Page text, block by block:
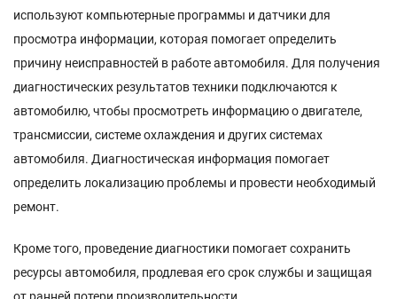
используют компьютерные программы и датчики для
просмотра информации, которая помогает определить
причину неисправностей в работе автомобиля. Для получения
диагностических результатов техники подключаются к
автомобилю, чтобы просмотреть информацию о двигателе,
трансмиссии, системе охлаждения и других системах
автомобиля. Диагностическая информация помогает
определить локализацию проблемы и провести необходимый
ремонт.
Кроме того, проведение диагностики помогает сохранить
ресурсы автомобиля, продлевая его срок службы и защищая